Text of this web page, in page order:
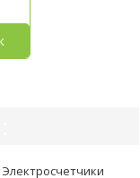
Электросчетчики